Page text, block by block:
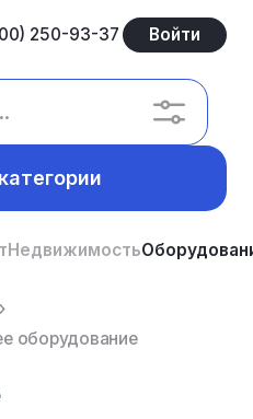
250-93-37 Войти
Недвижимость
оборудование